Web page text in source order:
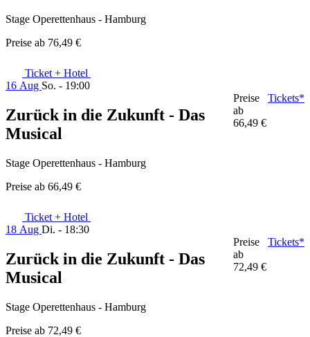
Stage Operettenhaus - Hamburg
Preise ab 76,49 €
Ticket + Hotel
16 Aug So. - 19:00
Zurück in die Zukunft - Das
Musical
Stage Operettenhaus - Hamburg
Preise ab 66,49 €
Preise
ab
66,49 €
Tickets*
Ticket + Hotel
18 Aug Di. - 18:30
Zurück in die Zukunft - Das
Musical
Stage Operettenhaus - Hamburg
Preise ab 72,49 €
Preise
ab
72,49 €
Tickets*